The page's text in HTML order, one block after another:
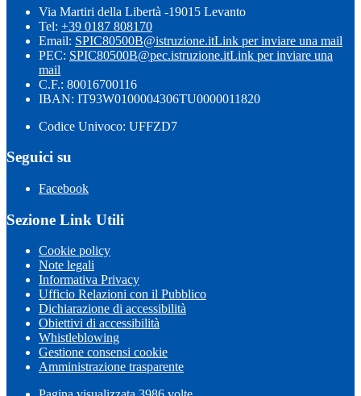
Via Martiri della Libertà -19015 Levanto
Tel: +39 0187 808170
Email: SPIC80500B@istruzione.itLink per inviare una mail
PEC: SPIC80500B@pec.istruzione.itLink per inviare una
mail
C.F.: 80016700116
IBAN: IT93W0100004306TU0000011820
Codice Univoco: UFFZD7
Seguici su
Facebook
Sezione Link Utili
Cookie policy
Note legali
Informativa Privacy
Ufficio Relazioni con il Pubblico
Dichiarazione di accessibilità
Obiettivi di accessibilità
Whistleblowing
Gestione consensi cookie
Amministrazione trasparente